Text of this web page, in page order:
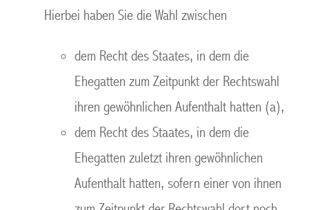
Hierbei haben Sie die Wahl zwischen
dem Recht des Staates, in dem die
Ehegatten zum Zeitpunkt der Rechtswahl
ihren gewöhnlichen Aufenthalt hatten (a),
dem Recht des Staates, in dem die
Ehegatten zuletzt ihren gewöhnlichen
Aufenthalt hatten, sofern einer von ihnen